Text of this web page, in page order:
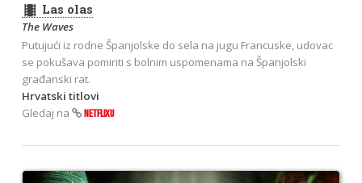
theaters Las olas
The Waves
Putujući iz rodne Španjolske do sela na jugu Francuske, udovac
se pokušava pomiriti s bolnim uspomenama na Španjolski
građanski rat.
Hrvatski titlovi
Gledaj na
NETFLIXU